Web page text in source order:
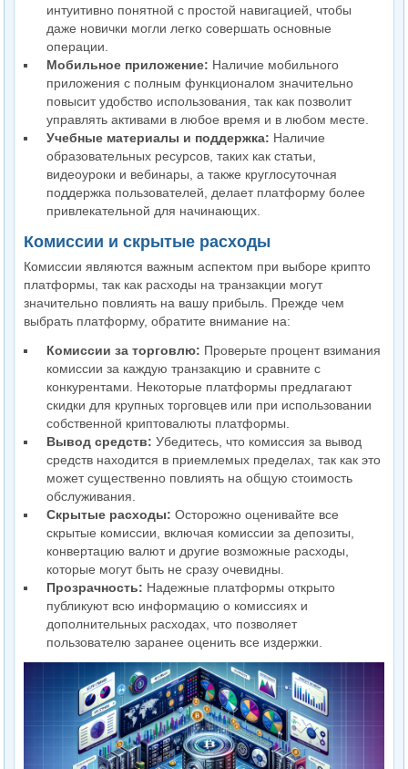
интуитивно понятной с простой навигацией, чтобы
даже новички могли легко совершать основные
операции.
Мобильное приложение: Наличие мобильного
приложения с полным функционалом значительно
повысит удобство использования, так как позволит
управлять активами в любое время и в любом месте.
Учебные материалы и поддержка: Наличие
образовательных ресурсов, таких как статьи,
видеоуроки и вебинары, а также круглосуточная
поддержка пользователей, делает платформу более
привлекательной для начинающих.
Комиссии и скрытые расходы
Комиссии являются важным аспектом при выборе крипто
платформы, так как расходы на транзакции могут
значительно повлиять на вашу прибыль. Прежде чем
выбрать платформу, обратите внимание на:
Комиссии за торговлю: Проверьте процент взимания
комиссии за каждую транзакцию и сравните с
конкурентами. Некоторые платформы предлагают
скидки для крупных торговцев или при использовании
собственной криптовалюты платформы.
Вывод средств: Убедитесь, что комиссия за вывод
средств находится в приемлемых пределах, так как это
может существенно повлиять на общую стоимость
обслуживания.
Скрытые расходы: Осторожно оценивайте все
скрытые комиссии, включая комиссии за депозиты,
конвертацию валют и другие возможные расходы,
которые могут быть не сразу очевидны.
Прозрачность: Надежные платформы открыто
публикуют всю информацию о комиссиях и
дополнительных расходах, что позволяет
пользователю заранее оценить все издержки.